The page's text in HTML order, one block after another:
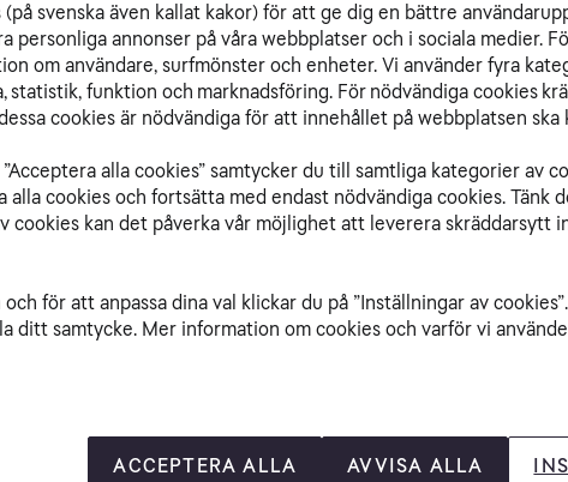
eller support kring
Måndag – fredag 10-20
Avvikande öppettider
svenska även kallat kakor) för att ge dig en bättre
personliga annonser på våra webbplatser och i sociala medier.
om användare, surfmönster och enheter. Vi använder fyra
statistik, funktion och marknadsföring. För nödvändiga cookies
cookies är nödvändiga för att innehållet på webbplatsen ska
alla cookies” samtycker du till samtliga kategorier av
alla cookies och fortsätta med endast nödvändiga cookies. Tänk
cookies kan det påverka vår möjlighet att leverera skräddarsytt
för att anpassa dina val klickar du på ”Inställningar av
ditt samtycke. Mer information om cookies och varför vi
ACCEPTERA ALLA AVVISA ALLA